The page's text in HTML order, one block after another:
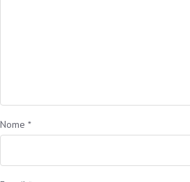
Nome *